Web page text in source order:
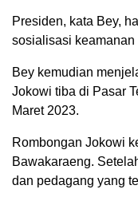
Presiden, kata Bey,
sosialisasi
Bey kemudian
Jokowi tiba di Pasar
Maret 2023.
Rombongan Jokowi
Bawakaraeng.
dan pedagang yang